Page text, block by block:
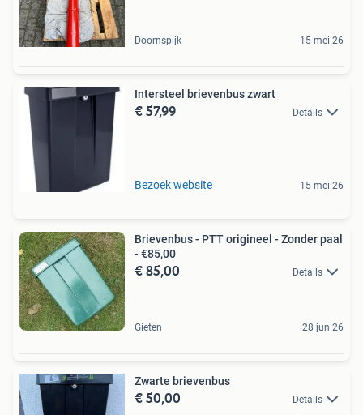
Doornspijk 15 mei 26
Intersteel brievenbus zwart
€ 57,99 Details
Bezoek website 15 mei 26
Brievenbus - PTT origineel - Zonder paal
- €85,00
€ 85,00 Details
Gieten 28 jun 26
Zwarte brievenbus
€ 50,00 Details